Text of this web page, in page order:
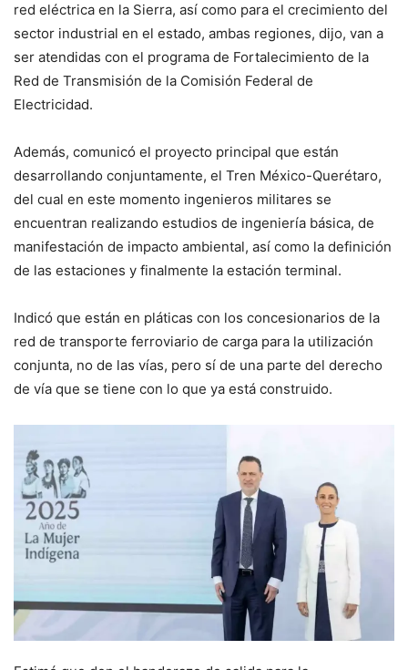
red eléctrica en la Sierra, así como para el crecimiento del
sector industrial en el estado, ambas regiones, dijo, van a
ser atendidas con el programa de Fortalecimiento de la
Red de Transmisión de la Comisión Federal de
Electricidad.
Además, comunicó el proyecto principal que están
desarrollando conjuntamente, el Tren México-Querétaro,
del cual en este momento ingenieros militares se
encuentran realizando estudios de ingeniería básica, de
manifestación de impacto ambiental, así como la definición
de las estaciones y finalmente la estación terminal.
Indicó que están en pláticas con los concesionarios de la
red de transporte ferroviario de carga para la utilización
conjunta, no de las vías, pero sí de una parte del derecho
de vía que se tiene con lo que ya está construido.